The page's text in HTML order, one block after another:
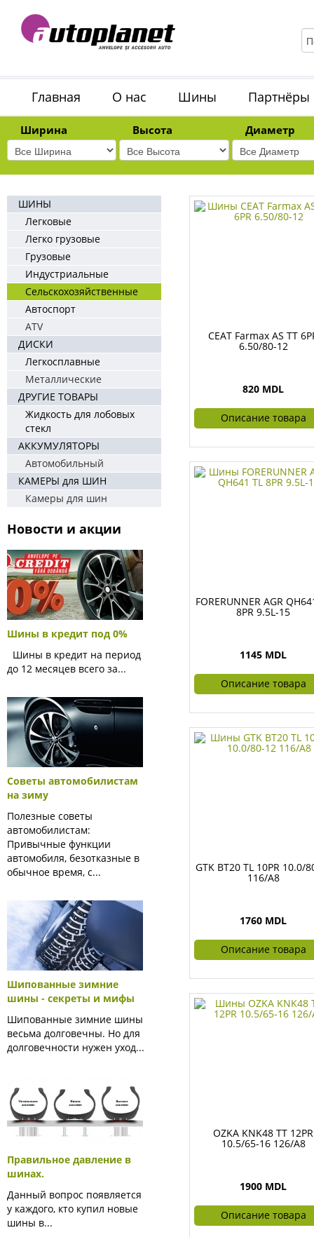
Главная О нас Шины Партнёры
Ширина Высота Диаметр
ШИНЫ
Легковые
Легко грузовые
Грузовые
Индустриальные
Сельскохозяйственные
Автоспорт
ATV
ДИСКИ
Легкосплавные
Металлические
ДРУГИЕ ТОВАРЫ
Жидкость для лобовых
стекл
АККУМУЛЯТОРЫ
Автомобильный
КАМЕРЫ для ШИН
Камеры для шин
Новости и акции
Шины в кредит под 0%
Шины в кредит на период
до 12 месяцев всего за...
Советы автомобилистам
на зиму
Полезные советы
автомобилистам:
Привычные функции
автомобиля, безотказные в
обычное время, с...
Шипованные зимние
шины - секреты и мифы
Шипованные зимние шины
весьма долговечны. Но для
долговечности нужен уход...
Правильное давление в
шинах.
Данный вопрос появляется
у каждого, кто купил новые
шины в...
CEAT Farmax AS TT
6.50/80-12
820 MDL
Описание товара
FORERUNNER AGR
8PR 9.5L-15
1145 MDL
Описание товара
GTK BT20 TL 10PR 10.0/
116/A8
1760 MDL
Описание товара
OZKA KNK48 TT 12PR
10.5/65-16 126/A8
1900 MDL
Описание товара